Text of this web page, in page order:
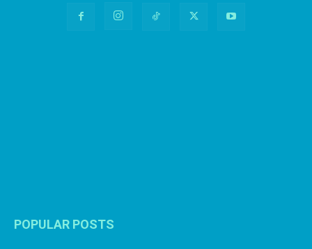
POPULAR POSTS